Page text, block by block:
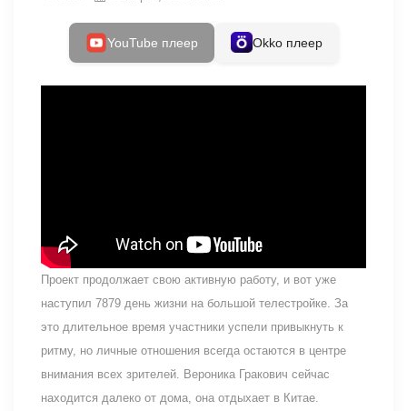
YouTube плеер Okko плеер
Проект продолжает свою активную работу, и вот уже
наступил 7879 день жизни на большой телестройке. За
это длительное время участники успели привыкнуть к
ритму, но личные отношения всегда остаются в центре
внимания всех зрителей. Вероника Гракович сейчас
находится далеко от дома, она отдыхает в Китае.